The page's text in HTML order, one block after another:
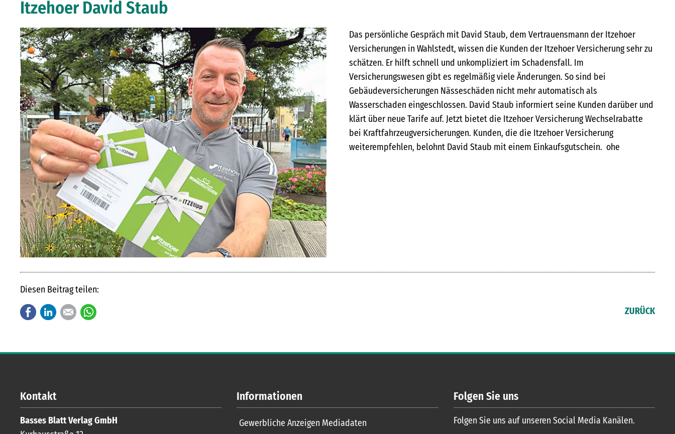
Itzehoer David Staub
Das persönliche Gespräch mit David Staub, dem Vertrauensmann der Itzehoer
Versicherungen in Wahlstedt, wissen die Kunden der Itzehoer Versicherung sehr zu
schätzen. Er hilft schnell und unkompliziert im Schadensfall. Im
Versicherungswesen gibt es regelmäßig viele Änderungen. So sind bei
Gebäudeversicherungen Nässeschäden nicht mehr automatisch als
Wasserschaden eingeschlossen. David Staub informiert seine Kunden darüber und
klärt über neue Tarife auf. Jetzt bietet die Itzehoer Versicherung Wechselrabatte
bei Kraftfahrzeugversicherungen. Kunden, die die Itzehoer Versicherung
weiterempfehlen, belohnt David Staub mit einem Einkaufsgutschein. ohe
Diesen Beitrag teilen:
FacebookLinkedInE-mail ZURÜCK
Kontakt
Basses Blatt Verlag GmbH
Informationen
Gewerbliche Anzeigen Mediadaten
Folgen Sie uns
Folgen Sie uns auf unseren Social Media Kanälen.